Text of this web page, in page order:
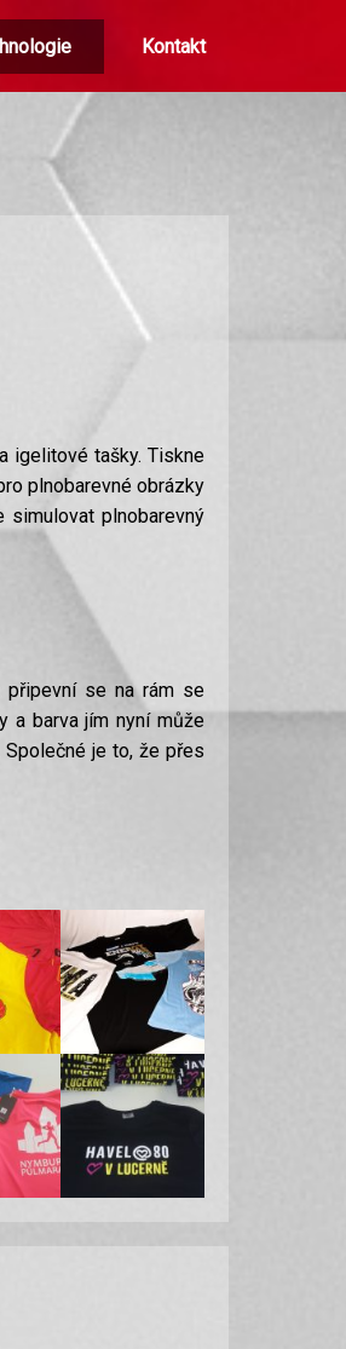
Kontakt
igelitové tašky. Tiskne
plnobarevné obrázky
plnobarevný
připevní se na rám se
a barva jím nyní může
je to, že přes